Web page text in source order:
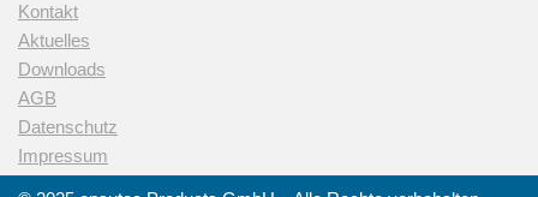
Kontakt
Aktuelles
Downloads
AGB
Datenschutz
Impressum